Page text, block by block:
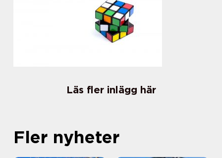
Läs fler inlägg här
Fler nyheter